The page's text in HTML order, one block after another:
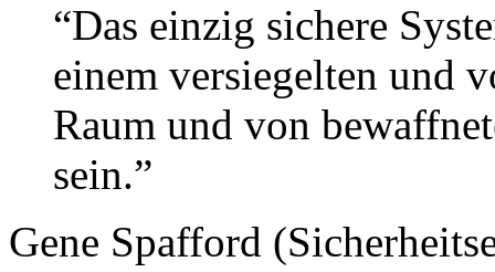
“Das einzig sichere
einem versiegelten und
Raum und von
sein.”
Gene Spafford